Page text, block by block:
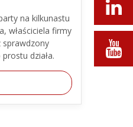
na kilkunastu
właściciela firmy
sprawdzony
działa.